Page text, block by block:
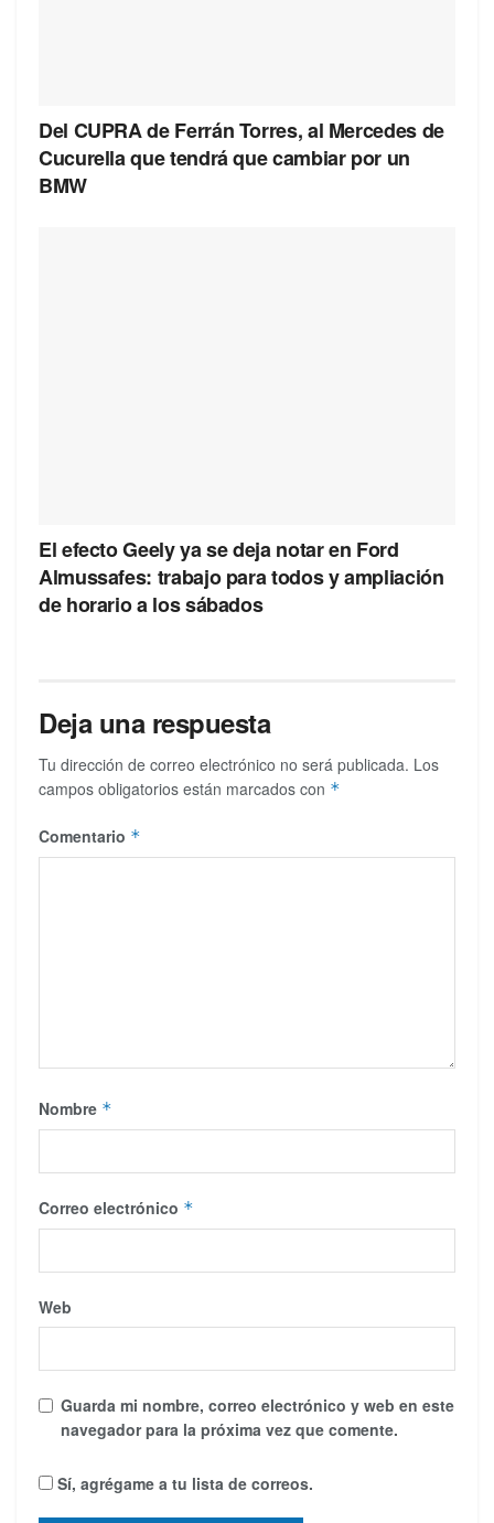
Del CUPRA de Ferrán Torres, al Mercedes de
Cucurella que tendrá que cambiar por un
BMW
El efecto Geely ya se deja notar en Ford
Almussafes: trabajo para todos y ampliación
de horario a los sábados
Deja una respuesta
Tu dirección de correo electrónico no será publicada. Los
campos obligatorios están marcados con *
Comentario *
Nombre *
Correo electrónico *
Web
Guarda mi nombre, correo electrónico y web en este
navegador para la próxima vez que comente.
Sí, agrégame a tu lista de correos.